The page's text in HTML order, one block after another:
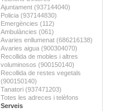
Ajuntament (937144040)
Policia (937144830)
Emergències (112)
Ambulàncies (061)
Avaries enllumenat (686216138)
Avaries aigua (900304070)
Recollida de mobles i altres
voluminosos (900150140)
Recollida de restes vegetals
(900150140)
Tanatori (937471203)
Totes les adreces i telèfons
Serveis